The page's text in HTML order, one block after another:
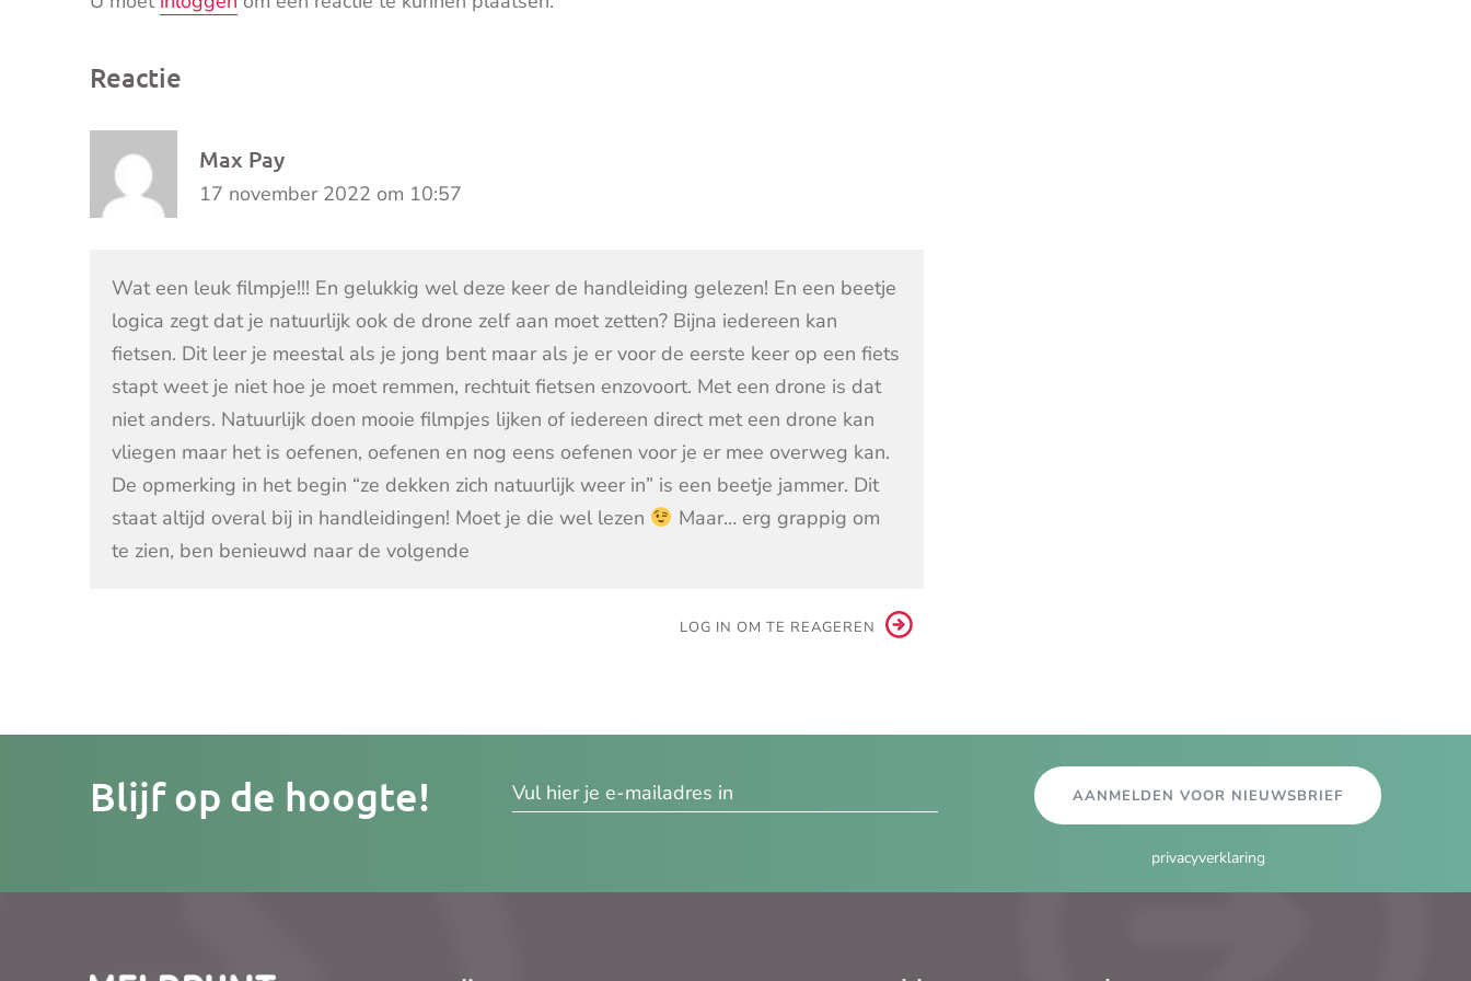
Reactie
Max Pay
17 november 2022 om 10:57
Wat een leuk filmpje!!! En gelukkig wel deze keer de handleiding gelezen! En een beetje
logica zegt dat je natuurlijk ook de drone zelf aan moet zetten? Bijna iedereen kan
fietsen. Dit leer je meestal als je jong bent maar als je er voor de eerste keer op een fiets
stapt weet je niet hoe je moet remmen, rechtuit fietsen enzovoort. Met een drone is dat
niet anders. Natuurlijk doen mooie filmpjes lijken of iedereen direct met een drone kan
vliegen maar het is oefenen, oefenen en nog eens oefenen voor je er mee overweg kan.
De opmerking in het begin “ze dekken zich natuurlijk weer in” is een beetje jammer. Dit
staat altijd overal bij in handleidingen! Moet je die wel lezen
Maar… erg grappig om
te zien, ben benieuwd naar de volgende
LOG IN OM TE REAGEREN
Blijf op de hoogte! AANMELDEN VOOR NIEUWSBRIEF
privacyverklaring